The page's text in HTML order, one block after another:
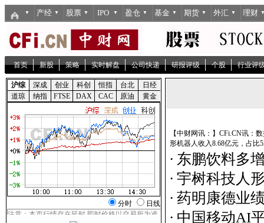
▼ 产经 ▼ 股票 ▼ IPO ▼ 盈仓 ▼ 基金 ▼ 期货 ▼ 外汇 ▼ 理财
首页 新股 策略 实时解盘 公司快递 研报评级 个股 行业评
【中财网讯：】CFi.CN讯：
形机器人收入8.68亿元，占比
· 东鹏饮料多
· 宇树科技人
· 药明康德业
· 中国移动AI